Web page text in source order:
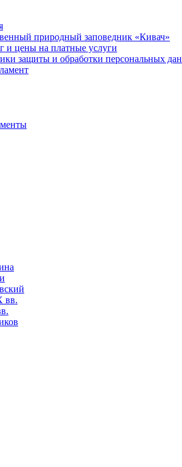
природный заповедник «Кивач»
и цены на платные услуги
защиты и обработки персональных
вв.